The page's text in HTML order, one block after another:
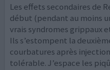
Les effets secondaires de
début (pendant au moins
vrais syndromes grippaux
Ils s’estompent la
courbatures après
tolérable. J’espace les